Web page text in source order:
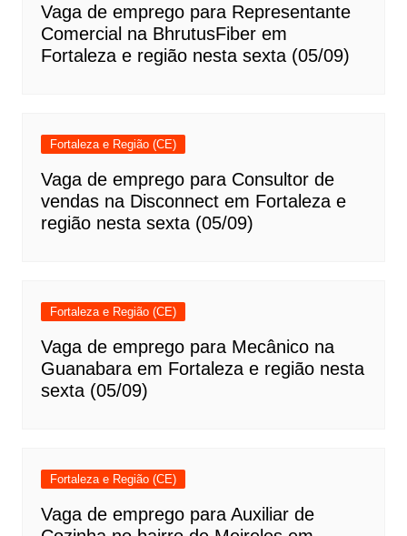
Vaga de emprego para Representante
Comercial na BhrutusFiber em
Fortaleza e região nesta sexta (05/09)
Fortaleza e Região (CE)
Vaga de emprego para Consultor de
vendas na Disconnect em Fortaleza e
região nesta sexta (05/09)
Fortaleza e Região (CE)
Vaga de emprego para Mecânico na
Guanabara em Fortaleza e região nesta
sexta (05/09)
Fortaleza e Região (CE)
Vaga de emprego para Auxiliar de